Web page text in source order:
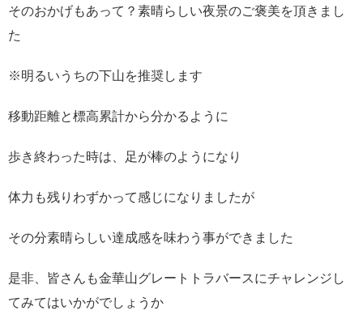
そのおかげもあって？素晴らしい夜景のご褒美を頂きまし
た
※明るいうちの下山を推奨します
移動距離と標高累計から分かるように
歩き終わった時は、足が棒のようになり
体力も残りわずかって感じになりましたが
その分素晴らしい達成感を味わう事ができました
是非、皆さんも金華山グレートトラバースにチャレンジし
てみてはいかがでしょうか